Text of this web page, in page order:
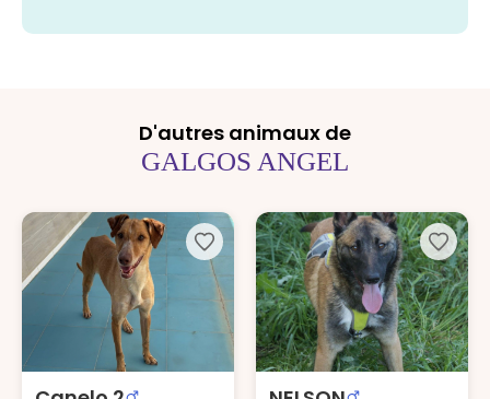
D'autres animaux de
GALGOS ANGEL